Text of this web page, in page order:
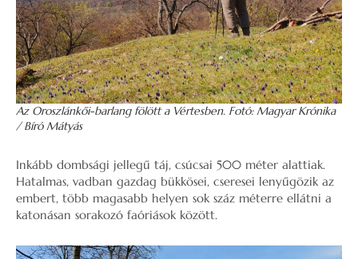
Az Oroszlánkői-barlang fölött a Vértesben. Fotó: Magyar Krónika
/ Bíró Mátyás
Inkább dombsági jellegű táj, csúcsai 500 méter alattiak.
Hatalmas, vadban gazdag bükkösei, cseresei lenyűgözik az
embert, több magasabb helyen sok száz méterre ellátni a
katonásan sorakozó faóriások között.